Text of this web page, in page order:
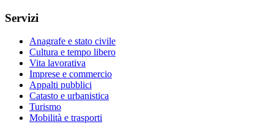
Servizi
Anagrafe e stato civile
Cultura e tempo libero
Vita lavorativa
Imprese e commercio
Appalti pubblici
Catasto e urbanistica
Turismo
Mobilità e trasporti